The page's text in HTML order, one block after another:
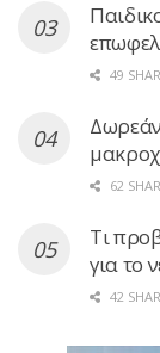
49
62
Τι
για το
42